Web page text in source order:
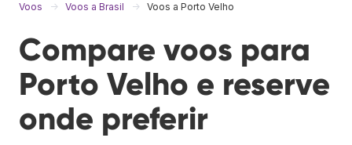
Voos Voos a Brasil Voos a Porto Velho
Compare voos para
Porto Velho e reserve
onde preferir